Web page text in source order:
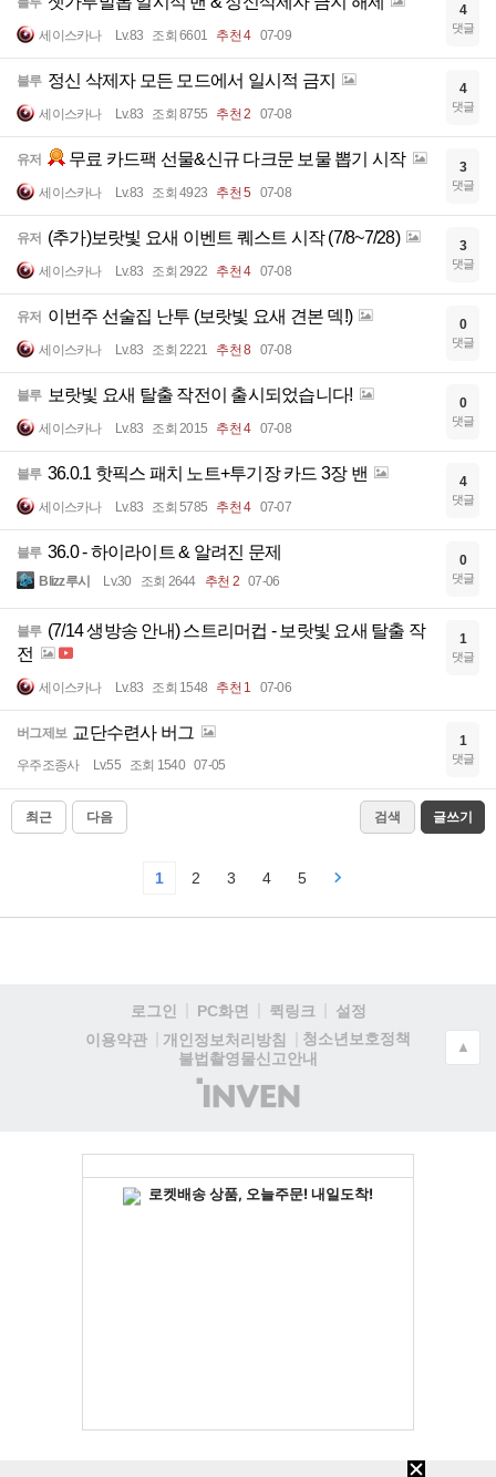
세이스카나 Lv.83 조회 6601 추천 4 07-09
4
댓글
블루 정신 삭제자 모든 모드에서 일시적 금지
세이스카나 Lv.83 조회 8755 추천 2 07-08
4
댓글
유저 무료 카드팩 선물&신규 다크문 보물 뽑기 시작
세이스카나 Lv.83 조회 4923 추천 5 07-08
3
댓글
유저 (추가)보랏빛 요새 이벤트 퀘스트 시작 (7/8~7/28)
세이스카나 Lv.83 조회 2922 추천 4 07-08
3
댓글
유저 이번주 선술집 난투 (보랏빛 요새 견본 덱!)
세이스카나 Lv.83 조회 2221 추천 8 07-08
0
댓글
블루 보랏빛 요새 탈출 작전이 출시되었습니다!
세이스카나 Lv.83 조회 2015 추천 4 07-08
0
댓글
블루 36.0.1 핫픽스 패치 노트+투기장 카드 3장 밴
세이스카나 Lv.83 조회 5785 추천 4 07-07
4
댓글
블루 36.0 - 하이라이트 & 알려진 문제
Blizz루시 Lv.30 조회 2644 추천 2 07-06
0
댓글
블루 (7/14 생방송 안내) 스트리머컵 - 보랏빛 요새 탈출 작
전
세이스카나 Lv.83 조회 1548 추천 1 07-06
1
댓글
버그제보 교단수련사 버그
우주조종사 Lv.55 조회 1540 07-05
1
댓글
최근 다음 검색 글쓰기
1 2 3 4 5
로그인 PC화면 퀵링크
설정
이용약관
개인정보처리방침
청소년보호정책
불법촬영물신고안내
(주)
인
▲